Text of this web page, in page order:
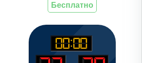
Бесплатно